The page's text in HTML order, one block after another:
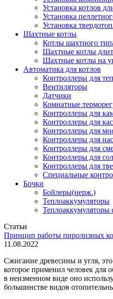
Установка котлов
Установка
Установка
Шахтные котлы
Котлы шахтного
Шахтные котлы
Шахтные котлы на
Автоматика для котлов
Контроллеры для
Вентиляторы
Датчики
Комнатные
Контроллеры для
Контроллеры для
Контроллеры для
Контроллеры для
Контроллеры для
Контроллеры для
Контроллеры для
Специальные
Бочки
Бойлеры(нерж.)
Теплоаккумуляторы
Теплоаккумуляторы
Статьи
Принцип работы пиролизных
11.08.2022
Сжигание древесины и угля,
которое применил человек для
в неизменном виде оно
большинстве видов